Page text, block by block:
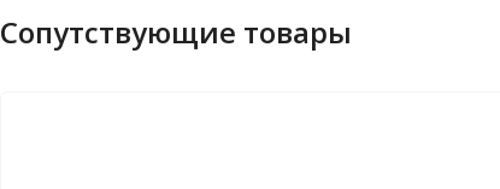
Сопутствующие товары